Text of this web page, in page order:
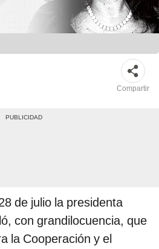
Compartir
de julio la presidenta
con grandilocuencia, que
la Cooperación y el